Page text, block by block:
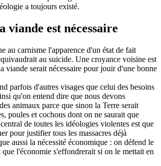
a toujours existé.
viande est nécessaire
au carnisme l'apparence d'un état de fait
au suicide. Une croyance voisine est
viande serait nécessaire pour jouir d'une bonne
parfois d'autres visages que celui des besoins
qu'on entend dire que nous devons
animaux parce que sinon la Terre serait
poules et cochons dont on ne saurait que
de toutes les idéologies violentes est que
pour justifier tous les massacres déjà
aussi la nécessité économique : on défend le
que l'économie s'effondrerait si on le mettait en